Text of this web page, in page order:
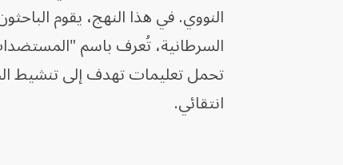
النووي. في هذا النهج، يقوم
السرطانية، تُعرف باسم
تحمل تعليمات تهدف إلى تنشيط
انتقائي.